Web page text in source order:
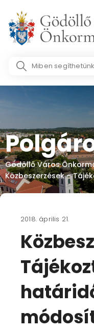
content
Search
Gödöllő Város
Közbeszerzések –
2018. április 21.